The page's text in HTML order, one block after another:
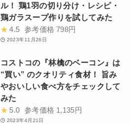
ル！ 鶏1羽の切り分け・レシピ・
鶏ガラスープ作りを試してみた
★ 4.5 参考価格 798円
2023年11月26日
コストコの『林檎のベーコン』は
“買い” のクオリティ食材！ 旨み
やおいしい食べ方をチェックして
みた
★ 5.0 参考価格 1,135円
2023年4月21日